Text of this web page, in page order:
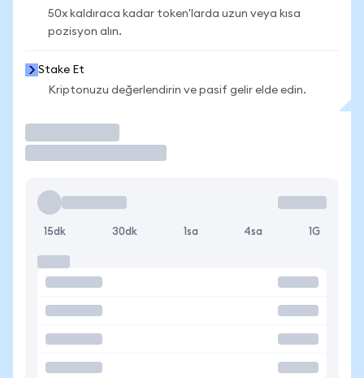
50x kaldıraca kadar token'larda uzun veya kısa
pozisyon alın.
Stake Et
Kriptonuzu değerlendirin ve pasif gelir elde edin.
15dk 30dk 1sa 4sa 1G